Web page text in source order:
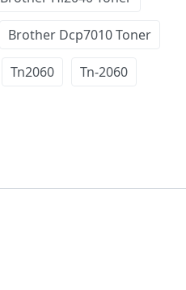
Brother Dcp7010 Toner
Tn2060 Tn-2060